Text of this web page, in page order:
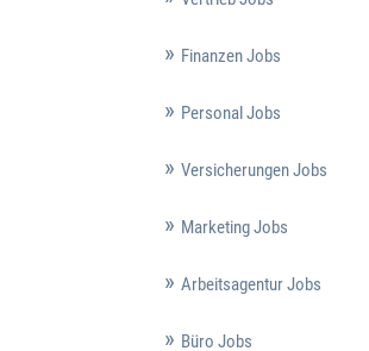
Finanzen Jobs
Personal Jobs
Versicherungen Jobs
Marketing Jobs
Arbeitsagentur Jobs
Büro Jobs